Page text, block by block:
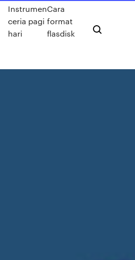
Instrumen
ceria pagi
hari
Cara
format
flasdisk